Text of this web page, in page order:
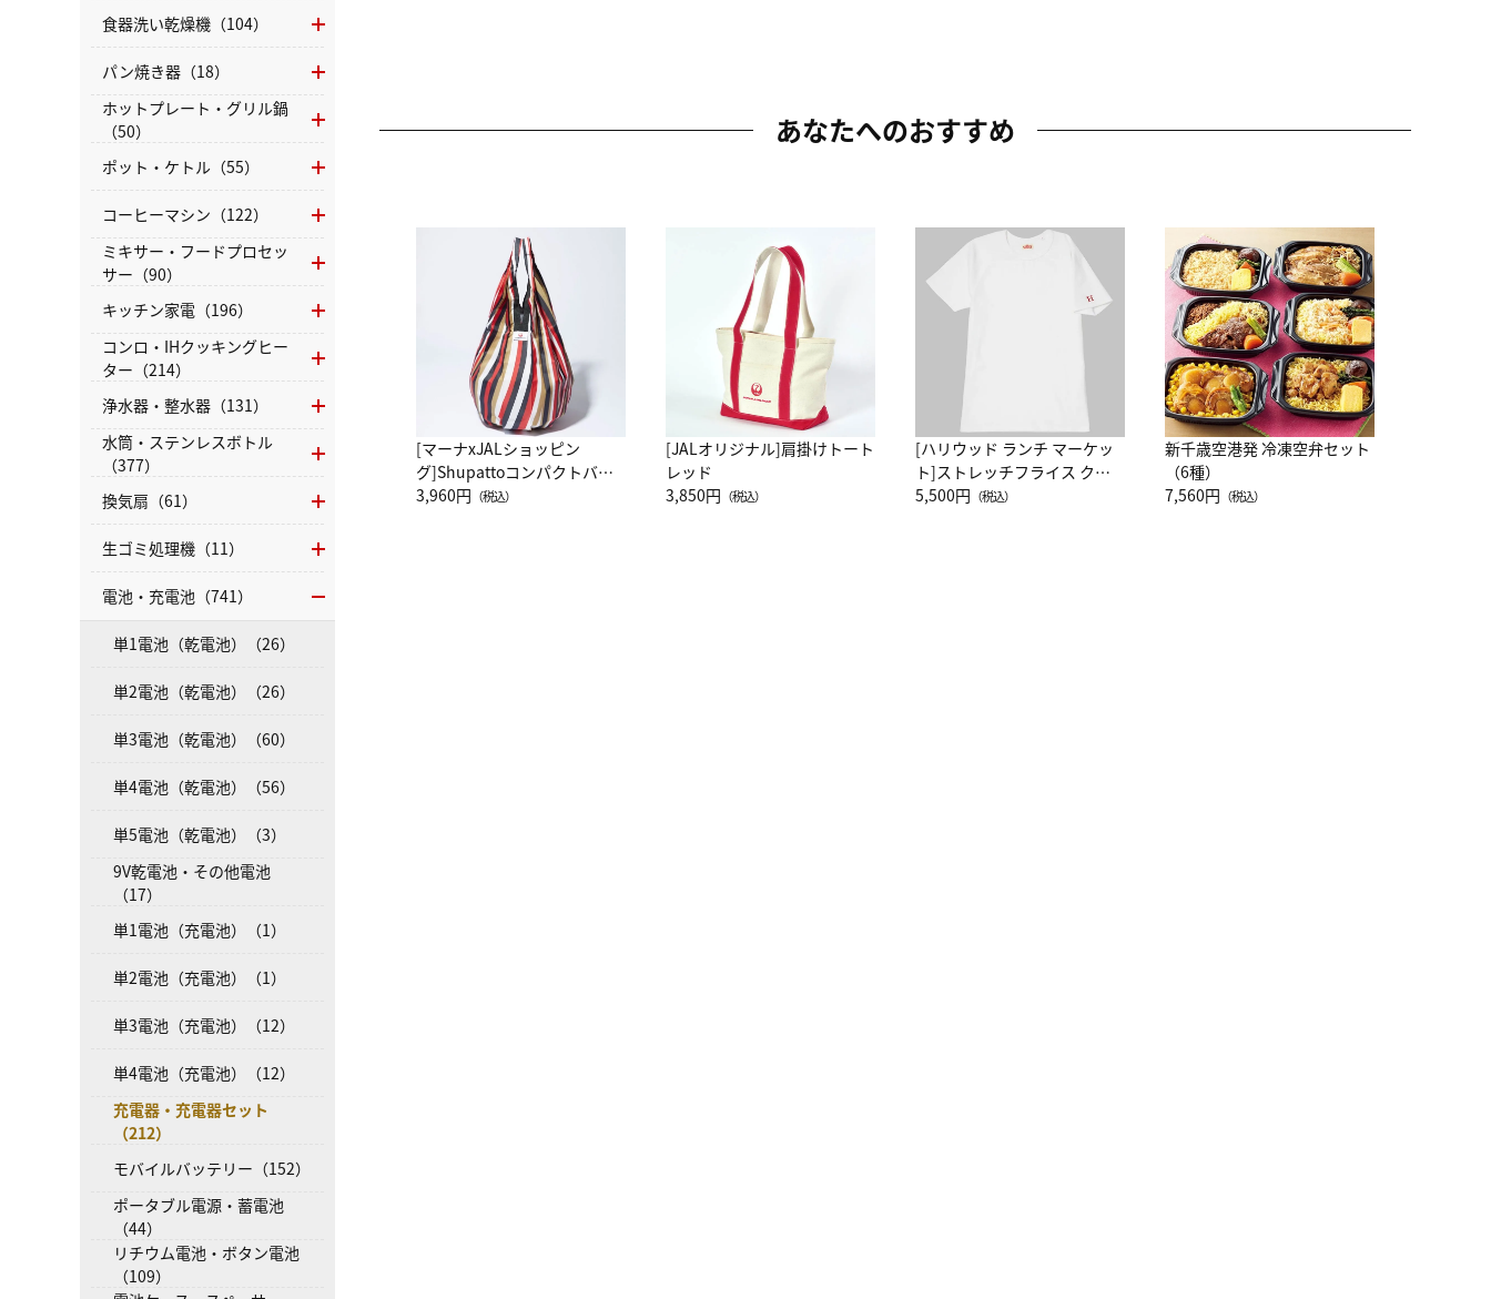
あなたへのおすすめ
[マーナxJALショッピン
グ]Shupattoコンパクトバッ
グ Drop JAL客室乗務員
3,960円 （税込）
[JALオリジナル]肩掛けトート
レッド
3,850円 （税込）
[ハリウッド ランチ マーケッ
ト]ストレッチフライス クル
ーネック別注半袖Ｔシャツ
5,500円 （税込）
新千歳空港発 冷凍空弁セット
（6種）
7,560円 （税込）
食器洗い乾燥機（104）
パン焼き器（18）
ホットプレート・グリル鍋
（50）
ポット・ケトル（55）
コーヒーマシン（122）
ミキサー・フードプロセッ
サー（90）
キッチン家電（196）
コンロ・IHクッキングヒー
ター（214）
浄水器・整水器（131）
水筒・ステンレスボトル
（377）
換気扇（61）
生ゴミ処理機（11）
電池・充電池（741）
単1電池（乾電池）（26）
単2電池（乾電池）（26）
単3電池（乾電池）（60）
単4電池（乾電池）（56）
単5電池（乾電池）（3）
9V乾電池・その他電池
（17）
単1電池（充電池）（1）
単2電池（充電池）（1）
単3電池（充電池）（12）
単4電池（充電池）（12）
充電器・充電器セット
（212）
モバイルバッテリー（152）
ポータブル電源・蓄電池
（44）
リチウム電池・ボタン電池
（109）